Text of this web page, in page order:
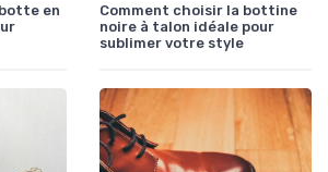
en
Comment choisir la bottine
noire à talon idéale pour
sublimer votre style